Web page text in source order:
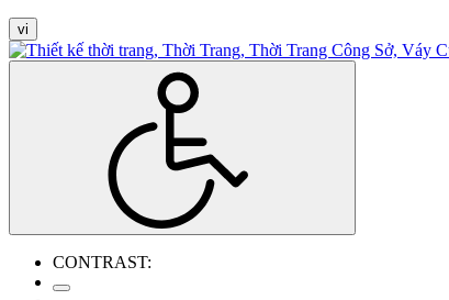
vi
CONTRAST: